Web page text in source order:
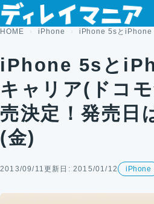
コンテンツへスキップ
HOME iPhone iPhone 5sとiPhone
iPhone 5sと
キャリア(ドコ
売決定！発売日
(金)
2013/09/11更新日: 2015/01/12 iPhone